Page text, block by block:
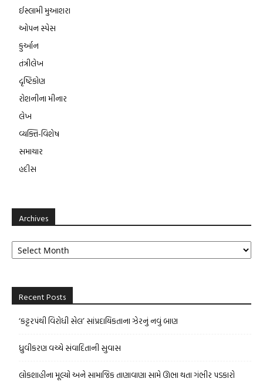
ઈસ્લામી મુઆશરા
ઓપન સ્પેસ
કુર્આન
તંત્રીલેખ
દૃષ્ટિકોણ
રોશનીના મીનાર
લેખ
વ્યક્તિ-વિશેષ
સમાચાર
હદીસ
Archives
Archives
Recent Posts
‘કટ્ટરપંથી વિરોધી સેલ’ સાંપ્રદાયિકતાના ઝેરનું નવું બાણ
ધ્રુવીકરણ વચ્ચે સંવાદિતાની સુવાસ
લોકશાહીના મૂલ્યો અને સામાજિક તાણાવાણા સામે ઊભા થતા ગંભીર પડકારો